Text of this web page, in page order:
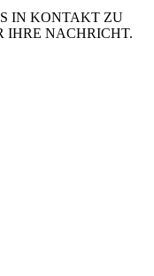
IN KONTAKT ZU
IHRE NACHRICHT.